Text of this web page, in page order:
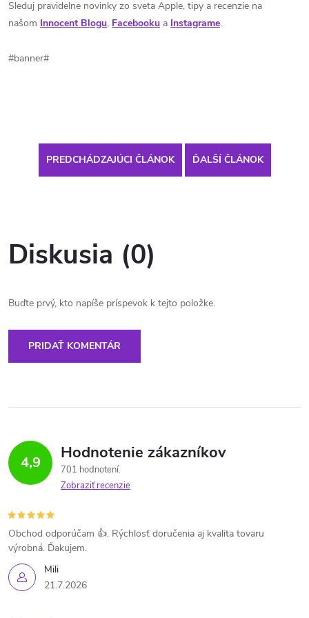
Sleduj pravidelne novinky zo sveta Apple, tipy a recenzie na
našom Innocent Blogu, Facebooku a Instagrame.
#banner#
PREDCHÁDZAJÚCI ČLÁNOK ĎALŠÍ ČLÁNOK
Diskusia (0)
Buďte prvý, kto napíše príspevok k tejto položke.
PRIDAŤ KOMENTÁR
4,9 Hodnotenie zákazníkov
701 hodnotení
Zobraziť recenzie
Mili
21.7.2026
Obchod odporúčam 👍. Rýchlosť doručenia aj kvalita tovaru
výrobná. Ďakujem.